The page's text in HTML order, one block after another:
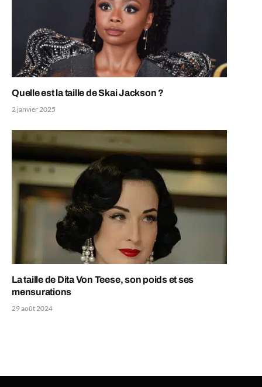
Quelle est la taille de Skai Jackson ?
2 janvier 2025
La taille de Dita Von Teese, son poids et ses
mensurations
29 août 2024